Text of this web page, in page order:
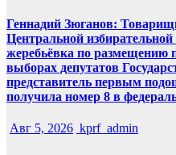
Геннадий Зюганов:
Центральной избирательной
жеребьёвка по размещению
выборах депутатов
представитель первым
получила номер 8 в
Авг 5, 2026 kprf_admin